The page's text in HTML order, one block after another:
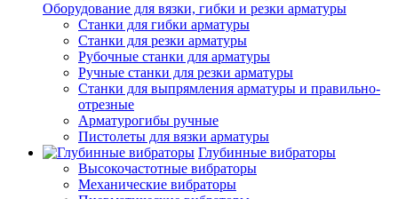
Оборудование для вязки, гибки и резки арматуры
Станки для гибки арматуры
Станки для резки арматуры
Рубочные станки для арматуры
Ручные станки для резки арматуры
Станки для выпрямления арматуры и правильно-
отрезные
Арматурогибы ручные
Пистолеты для вязки арматуры
Глубинные вибраторы
Высокочастотные вибраторы
Механические вибраторы